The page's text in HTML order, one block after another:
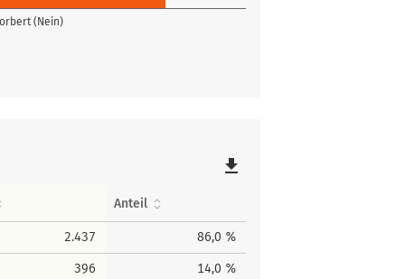
(Nein)
file_download
Anteil
2.437 86,0 %
396 14,0 %